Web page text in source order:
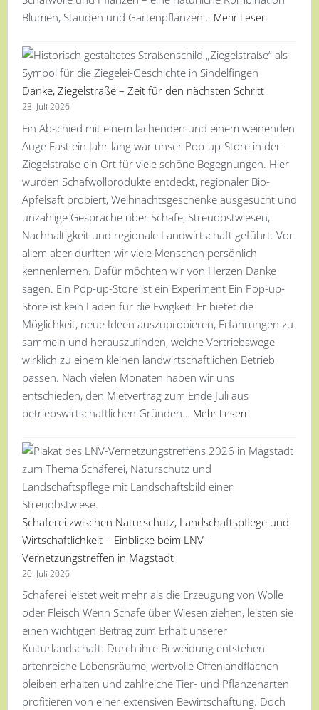
Blumen, Stauden und Gartenpflanzen… Mehr Lesen
Danke, Ziegelstraße – Zeit für den nächsten Schritt
23. Juli 2026
Ein Abschied mit einem lachenden und einem weinenden
Auge Fast ein Jahr lang war unser Pop-up-Store in der
Ziegelstraße ein Ort für viele schöne Begegnungen. Hier
wurden Schafwollprodukte entdeckt, regionaler Bio-
Apfelsaft probiert, Weihnachtsgeschenke ausgesucht und
unzählige Gespräche über Schafe, Streuobstwiesen,
Nachhaltigkeit und regionale Landwirtschaft geführt. Vor
allem aber durften wir viele Menschen persönlich
kennenlernen. Dafür möchten wir von Herzen Danke
sagen. Ein Pop-up-Store ist ein Experiment Ein Pop-up-
Store ist kein Laden für die Ewigkeit. Er bietet die
Möglichkeit, neue Ideen auszuprobieren, Erfahrungen zu
sammeln und herauszufinden, welche Vertriebswege
wirklich zu einem kleinen landwirtschaftlichen Betrieb
passen. Nach vielen Monaten haben wir uns
entschieden, den Mietvertrag zum Ende Juli aus
betriebswirtschaftlichen Gründen… Mehr Lesen
Schäferei zwischen Naturschutz, Landschaftspflege und
Wirtschaftlichkeit – Einblicke beim LNV-
Vernetzungstreffen in Magstadt
20. Juli 2026
Schäferei leistet weit mehr als die Erzeugung von Wolle
oder Fleisch Wenn Schafe über Wiesen ziehen, leisten sie
einen wichtigen Beitrag zum Erhalt unserer
Kulturlandschaft. Durch ihre Beweidung entstehen
artenreiche Lebensräume, wertvolle Offenlandflächen
bleiben erhalten und zahlreiche Tier- und Pflanzenarten
profitieren von einer extensiven Bewirtschaftung. Doch